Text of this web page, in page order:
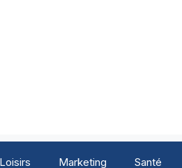
Loisirs Marketing Santé